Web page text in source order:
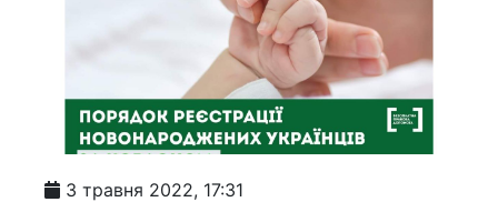
3 травня 2022, 17:31